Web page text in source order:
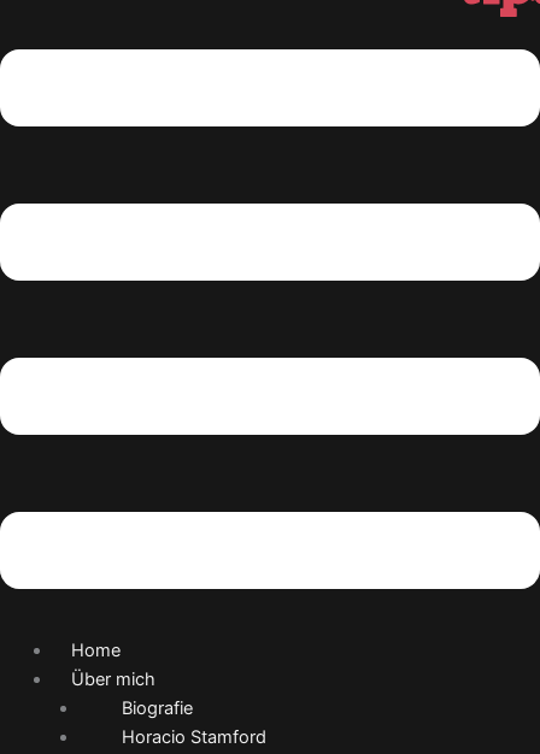
Home
Über mich
Biografie
Horacio Stamford